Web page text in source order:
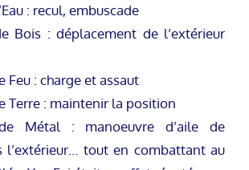
: recul, embuscade
Bois : déplacement de l’extérieur
Feu : charge et assaut
Terre : maintenir la position
Métal : manoeuvre d’aile de
l’extérieur… tout en combattant au